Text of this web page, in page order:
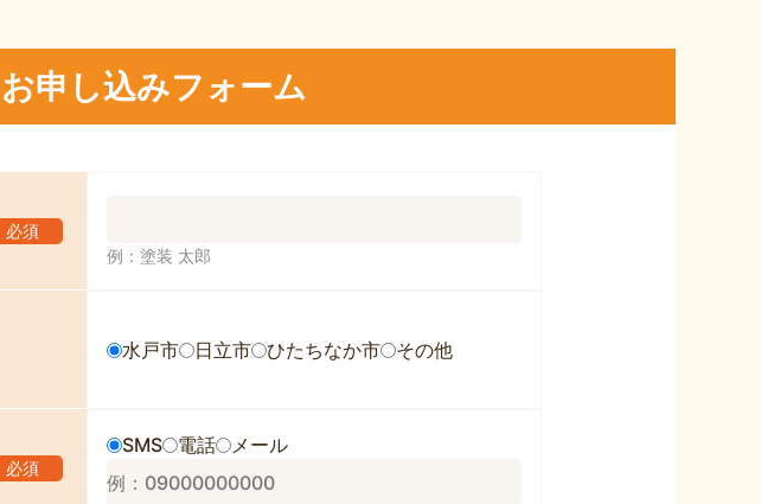
お申し込みフォーム
必須
例：塗装 太郎
水戸市 日立市 ひたちなか市 その他
必須
SMS 電話 メール